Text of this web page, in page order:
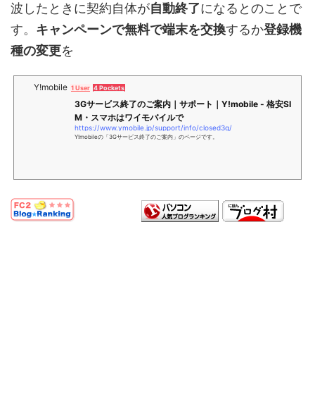
波したときに契約自体が自動終了になるとのことで
す。 キャンペーンで無料で端末を交換するか登録機
種の変更を
Y!mobile 1 User 4 Pockets
3Gサービス終了のご案内｜サポート｜Y!mobile - 格安SI
M・スマホはワイモバイルで
https://www.ymobile.jp/support/info/closed3g/
Y!mobileの「3Gサービス終了のご案内」のページです。